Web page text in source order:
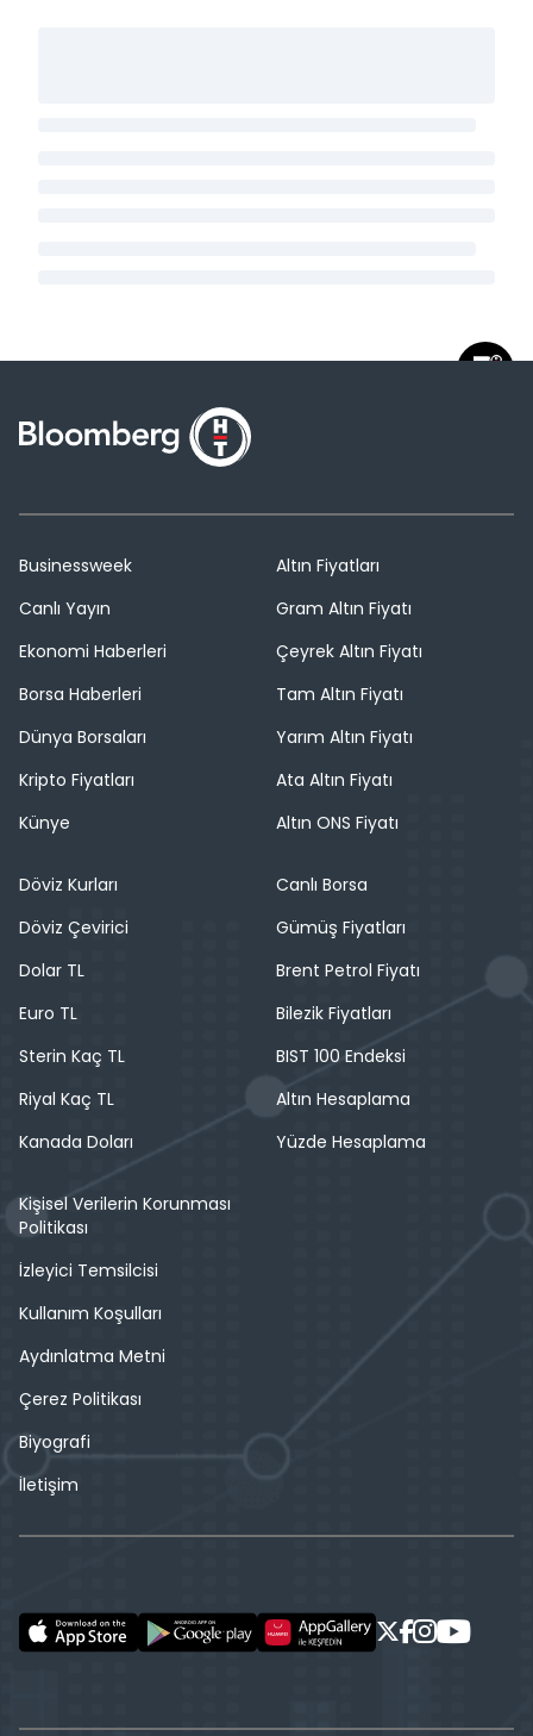
Businessweek
Canlı Yayın
Ekonomi Haberleri
Borsa Haberleri
Dünya Borsaları
Kripto Fiyatları
Künye
Altın Fiyatları
Gram Altın Fiyatı
Çeyrek Altın Fiyatı
Tam Altın Fiyatı
Yarım Altın Fiyatı
Ata Altın Fiyatı
Altın ONS Fiyatı
Döviz Kurları
Döviz Çevirici
Dolar TL
Euro TL
Sterin Kaç TL
Riyal Kaç TL
Kanada Doları
Canlı Borsa
Gümüş Fiyatları
Brent Petrol Fiyatı
Bilezik Fiyatları
BIST 100 Endeksi
Altın Hesaplama
Yüzde Hesaplama
Kişisel Verilerin Korunması
Politikası
İzleyici Temsilcisi
Kullanım Koşulları
Aydınlatma Metni
Çerez Politikası
Biyografi
İletişim